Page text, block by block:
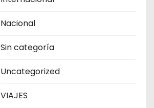
Nacional
Sin categoría
Uncategorized
VIAJES